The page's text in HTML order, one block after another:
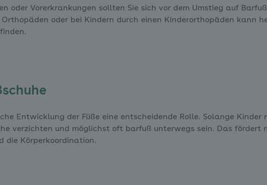
oder Vorerkrankungen sollten Sie sich vor dem Umstieg auf
oder bei Kindern durch einen Kinderorthopäden kann
Entwicklung der Füße eine entscheidende Rolle. Solange Kinder
verzichten und möglichst oft barfuß unterwegs sein. Das fördert
die Körperkoordination.